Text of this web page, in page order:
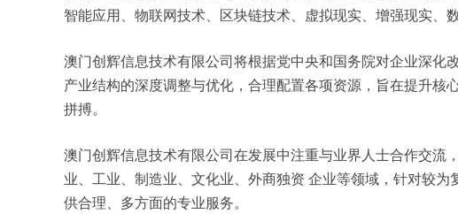
智能应用、物联网技术、区块链技术、虚拟现实、增强现实
澳门创辉信息技术有限公司将根据党中央和国务院对企业深
产业结构的深度调整与优化，合理配置各项资源，旨在提升
拼搏。
澳门创辉信息技术有限公司在发展中注重与业界人士合作交
业、工业、制造业、文化业、外商独资 企业等领域，针对较
供合理、多方面的专业服务。